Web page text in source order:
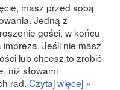
masz przed sobą
Jedną z
gości, w końcu
Jeśli nie masz
lub chcesz to zrobić
niż słowami
rad. Czytaj więcej »